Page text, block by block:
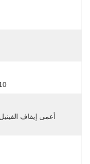
10 قدم | مخصصة | 7 قدم | 8 قدم | 12 قدم